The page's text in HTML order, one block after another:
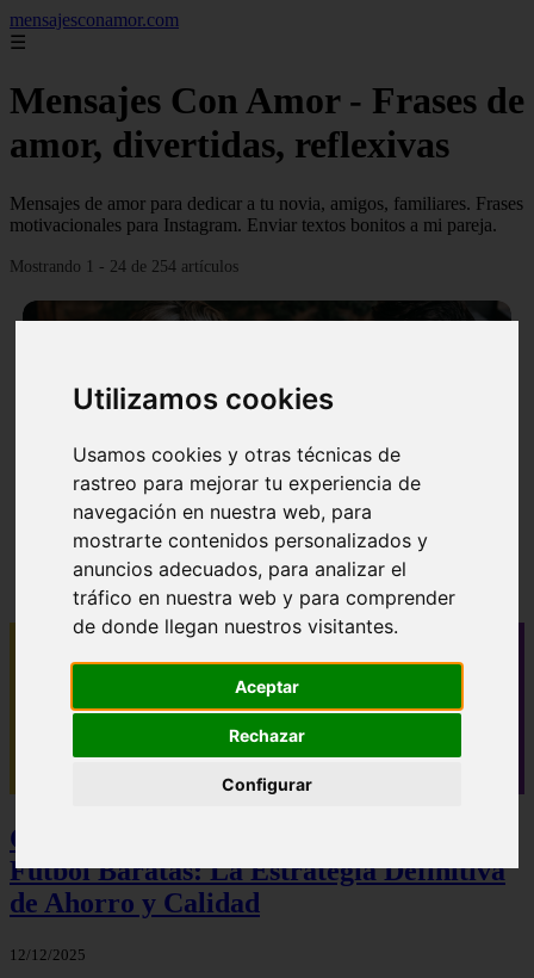
Utilizamos cookies
Usamos cookies y otras técnicas de
rastreo para mejorar tu experiencia de
navegación en nuestra web, para
mostrarte contenidos personalizados y
anuncios adecuados, para analizar el
tráfico en nuestra web y para comprender
de donde llegan nuestros visitantes.
Aceptar
Rechazar
Configurar
mensajesconamor.com
☰
Mensajes Con Amor - Frases de
amor, divertidas, reflexivas
Mensajes de amor para dedicar a tu novia, amigos, familiares. Frases
motivacionales para Instagram. Enviar textos bonitos a mi pareja.
Mostrando 1 - 24 de 254 artículos
✓ 40 mensajes de buenos días para novio que le
alegrarán el día
Camisetas NBA Baratas y Camisetas de
Futbol Baratas: La Estrategia Definitiva
de Ahorro y Calidad
12/12/2025